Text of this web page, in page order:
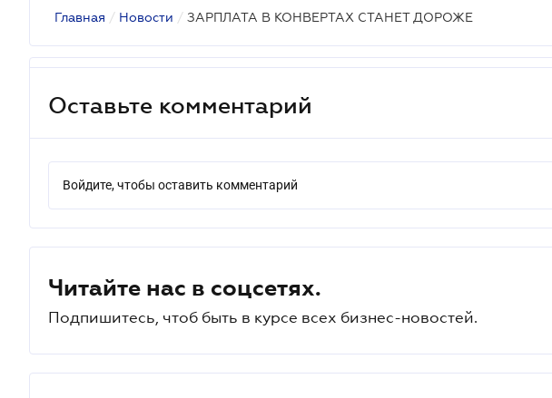
Главная / Новости / ЗАРПЛАТА В КОНВЕРТАХ СТАНЕТ ДОРОЖЕ
Оставьте комментарий
Войдите, чтобы оставить комментарий
Читайте нас в соцсетях.
Подпишитесь, чтоб быть в курсе всех бизнес-новостей.